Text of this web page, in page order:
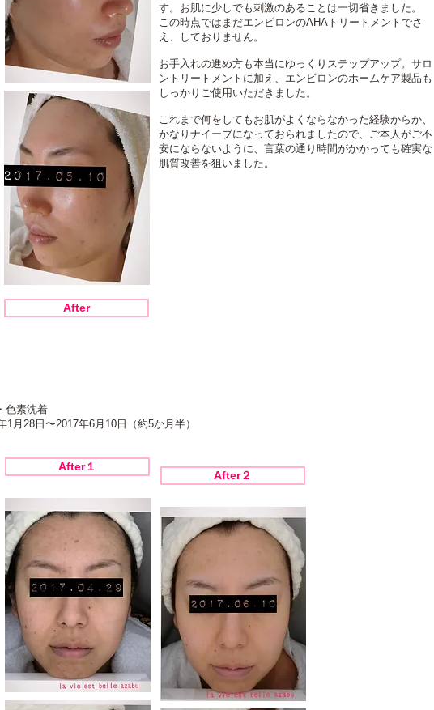
After
す。お肌に少しでも刺激のあることは一切省きました。
この時点ではまだエンビロンのAHAトリートメントでさ
え、しておりません。
お手入れの進め方も本当にゆっくりステップアップ。サロ
ントリートメントに加え、エンビロンのホームケア製品も
しっかりご使用いただきました。
これまで何をしてもお肌がよくならなかった経験からか、
かなりナイーブになっておられましたので、ご本人がご不
安にならないように、言葉の通り時間がかかっても確実な
肌質改善を狙いました。
After２
After１
色素沈着
1月28日〜2017年6月10日（約5か月半）